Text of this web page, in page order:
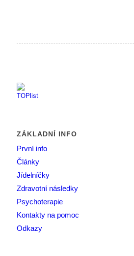
ZÁKLADNÍ INFO
První info
Články
Jídelníčky
Zdravotní následky
Psychoterapie
Kontakty na pomoc
Odkazy